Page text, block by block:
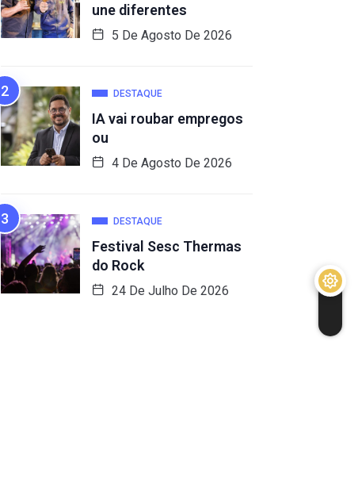
une diferentes
5 De Agosto De 2026
DESTAQUE
IA vai roubar empregos
ou
4 De Agosto De 2026
DESTAQUE
Festival Sesc Thermas
do Rock
24 De Julho De 2026